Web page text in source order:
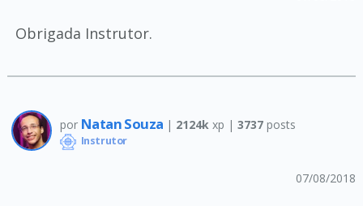
Obrigada Instrutor.
por Natan Souza | 2124k xp | 3737posts
Instrutor
07/08/2018